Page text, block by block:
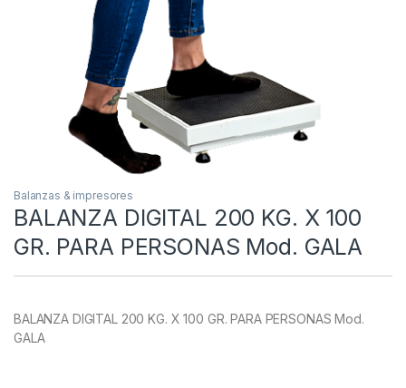
Balanzas & impresores
BALANZA DIGITAL 200 KG. X 100
GR. PARA PERSONAS Mod. GALA
BALANZA DIGITAL 200 KG. X 100 GR. PARA PERSONAS Mod.
GALA